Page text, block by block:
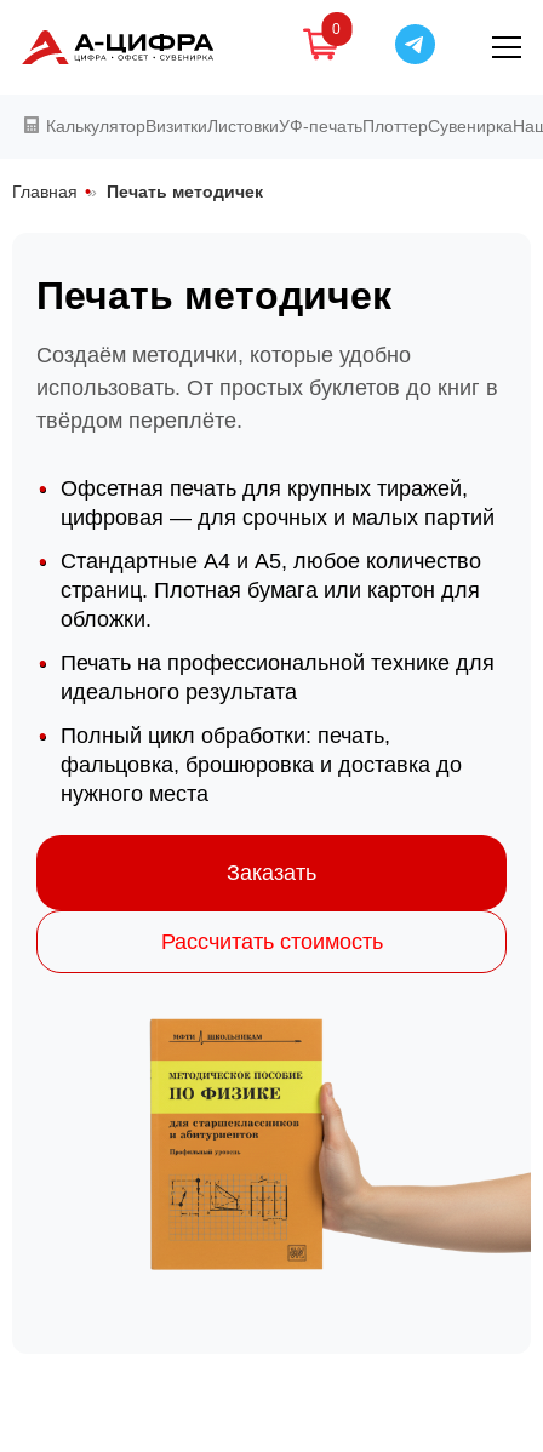
0
КалькуляторВизиткиЛистовкиУФ-печатьПлоттерСувенирка
Главная » Печать методичек
Печать методичек
Создаём методички, которые удобно
использовать. От простых буклетов до книг в
твёрдом переплёте.
Офсетная печать для крупных тиражей,
цифровая — для срочных и малых партий
Стандартные А4 и А5, любое количество
страниц. Плотная бумага или картон для
обложки.
Печать на профессиональной технике для
идеального результата
Полный цикл обработки: печать,
фальцовка, брошюровка и доставка до
нужного места
Заказать
Рассчитать стоимость